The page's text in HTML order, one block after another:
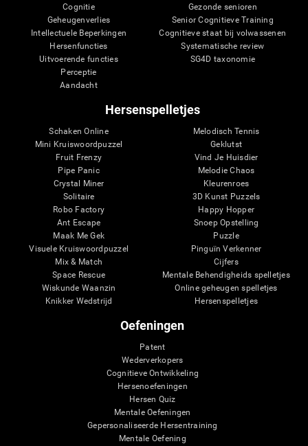
Cognitie
Geheugenverlies
Intellectuele Beperkingen
Hersenfuncties
Uitvoerende functies
Perceptie
Aandacht
Gezonde senioren
Senior Cognitieve Training
Cognitieve staat bij volwassenen
Systematische review
SG4D taxonomie
Hersenspelletjes
Schaken Online
Mini Kruiswoordpuzzel
Fruit Frenzy
Pipe Panic
Crystal Miner
Solitaire
Robo Factory
Ant Escape
Maak Me Gek
Visuele Kruiswoordpuzzel
Mix & Match
Space Rescue
Wiskunde Waanzin
Knikker Wedstrijd
Melodisch Tennis
Geklutst
Vind Je Huisdier
Melodie Chaos
Kleurenroes
3D Kunst Puzzels
Happy Hopper
Snoep Opstelling
Puzzle
Pinguïn Verkenner
Cijfers
Mentale Behendigheids spelletjes
Online geheugen spelletjes
Hersenspelletjes
Oefeningen
Patent
Wederverkopers
Cognitieve Ontwikkeling
Hersenoefeningen
Hersen Quiz
Mentale Oefeningen
Gepersonaliseerde Hersentraining
Mentale Oefening